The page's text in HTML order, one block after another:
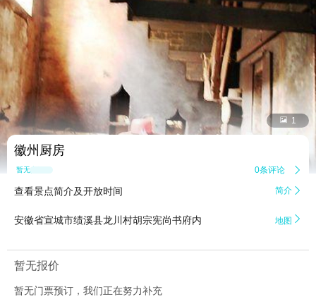
 1
徽州厨房
暂无点评 0条评论 
查看景点简介及开放时间 简介 
安徽省宣城市绩溪县龙川村胡宗宪尚书府内 地图 
暂无报价
暂无门票预订，我们正在努力补充
